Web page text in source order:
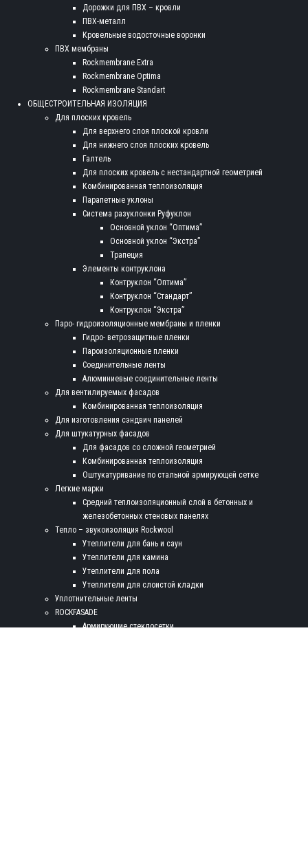
Дорожки для ПВХ – кровли
ПВХ-металл
Кровельные водосточные воронки
ПВХ мембраны
Rockmembrane Extra
Rockmembrane Optima
Rockmembrane Standart
ОБЩЕСТРОИТЕЛЬНАЯ ИЗОЛЯЦИЯ
Для плоских кровель
Для верхнего слоя плоской кровли
Для нижнего слоя плоских кровель
Галтель
Для плоских кровель с нестандартной геометрией
Комбинированная теплоизоляция
Парапетные уклоны
Система разуклонки Руфуклон
Основной уклон “Оптима”
Основной уклон “Экстра”
Трапеция
Элементы контруклона
Контруклон “Оптима”
Контруклон “Стандарт”
Контруклон “Экстра”
Паро- гидроизоляционные мембраны и пленки
Гидро- ветрозащитные пленки
Пароизоляционные пленки
Соединительные ленты
Алюминиевые соединительные ленты
Для вентилируемых фасадов
Комбинированная теплоизоляция
Для изготовления сэндвич панелей
Для штукатурных фасадов
Для фасадов со сложной геометрией
Комбинированная теплоизоляция
Оштукатуривание по стальной армирующей сетке
Легкие марки
Средний теплоизоляционный слой в бетонных и
железобетонных стеновых панелях
Тепло – звукоизоляция Rockwool
Утеплители для бань и саун
Утеплители для камина
Утеплители для пола
Утеплители для слоистой кладки
Уплотнительные ленты
ROCKFASADE
Армирующие стеклосетки